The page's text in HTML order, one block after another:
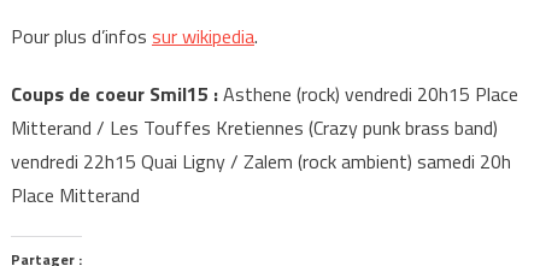
Pour plus d’infos sur wikipedia.
Coups de coeur Smil15 :Asthene (rock) vendredi 20h15 Place
Mitterand / Les Touffes Kretiennes (Crazy punk brass band)
vendredi 22h15 Quai Ligny / Zalem (rock ambient) samedi 20h
Place Mitterand
Partager :